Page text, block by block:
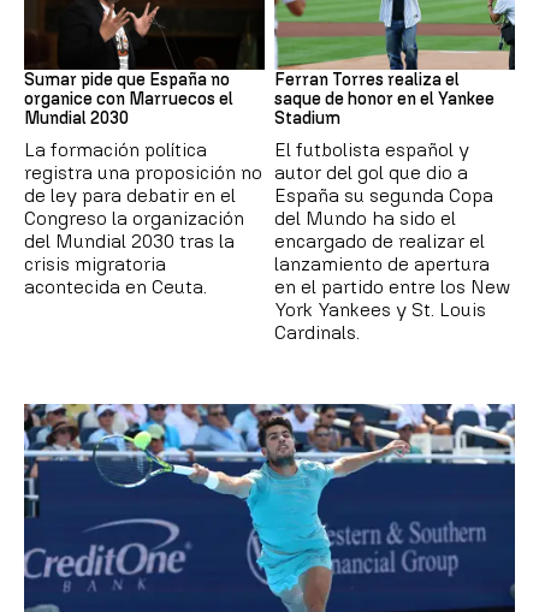
Mundial 2030
Sumar pide que España no
organice con Marruecos el
Mundial 2030
La formación política
registra una proposición no
de ley para debatir en el
Congreso la organización
del Mundial 2030 tras la
crisis migratoria
acontecida en Ceuta.
MLB
Ferran Torres realiza el
saque de honor en el Yankee
Stadium
El futbolista español y
autor del gol que dio a
España su segunda Copa
del Mundo ha sido el
encargado de realizar el
lanzamiento de apertura
en el partido entre los New
York Yankees y St. Louis
Cardinals.